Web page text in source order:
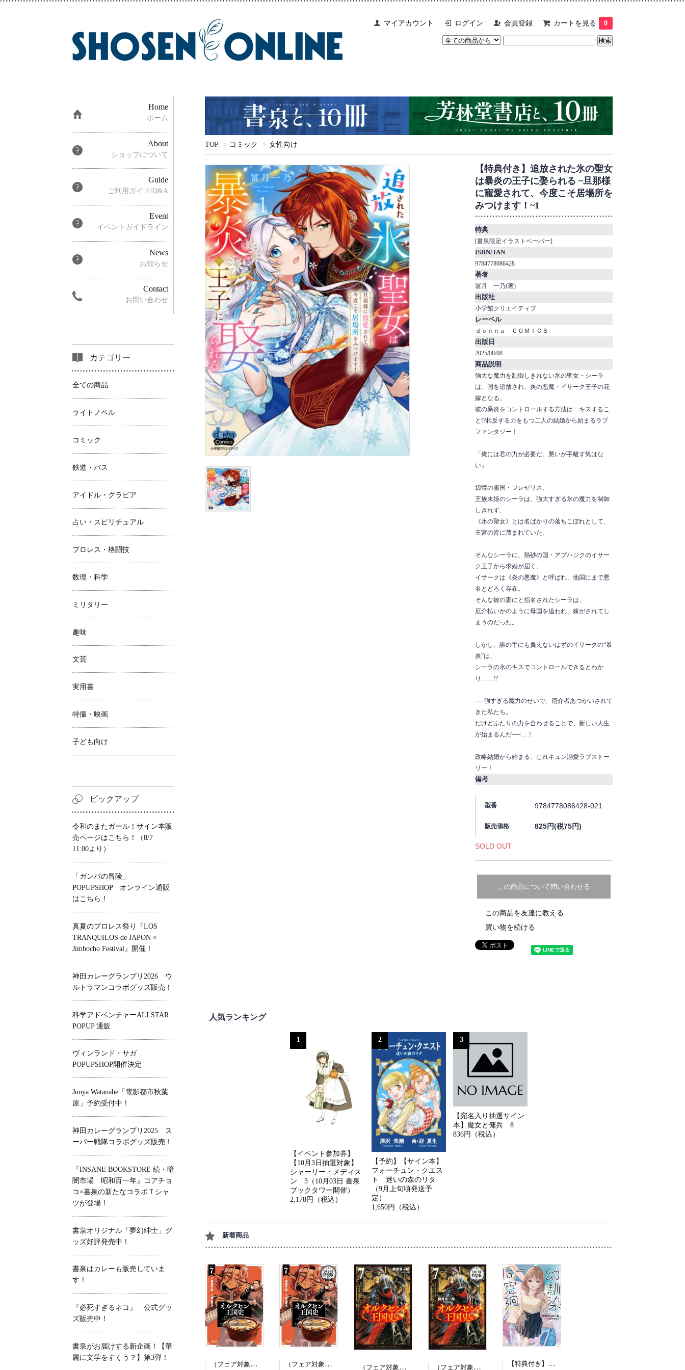
マイアカウント ログイン 会員登録 カートを見る 0
TOP > コミック > 女性向け
【特典付き】追放された氷の聖女
は暴炎の王子に娶られる ~旦那様
に寵愛されて、今度こそ居場所を
みつけます！~1
特典
[書泉限定イラストペーパー]
ISBN/JAN
9784778086428
著者
冨月 一乃(著)
出版社
小学館クリエイティブ
レーベル
ｄｏｎｎａ ＣＯＭＩＣＳ
出版日
2025/08/08
商品説明
強大な魔力を制御しきれない氷の聖女・シーラ
は、国を追放され、炎の悪魔・イサーク王子の花
嫁となる。
彼の暴炎をコントロールする方法は…キスするこ
と!?相反する力をもつ二人の結婚から始まるラブ
ファンタジー！
「俺には君の力が必要だ。悪いが手離す気はな
い」
辺境の雪国・フレゼリス。
王族末姫のシーラは、強大すぎる氷の魔力を制御
しきれず、
《氷の聖女》とは名ばかりの落ちこぼれとして、
王宮の皆に蔑まれていた。
そんなシーラに、熱砂の国・アブハジクのイサー
ク王子から求婚が届く。
イサークは《炎の悪魔》と呼ばれ、他国にまで悪
名とどろく存在。
そんな彼の妻にと指名されたシーラは、
厄介払いかのように母国を追われ、嫁がされてし
まうのだった。
しかし、誰の手にも負えないはずのイサークの“暴
炎”は、
シーラの氷のキスでコントロールできるとわか
り……!?
──強すぎる魔力のせいで、厄介者あつかいされて
きた私たち。
だけどふたりの力を合わせることで、新しい人生
が始まるんだ──…！
政略結婚から始まる、じれキュン溺愛ラブストー
リー！
備考
型番 9784778086428-021
販売価格 825円(税75円)
SOLD OUT
この商品について問い合わせる
この商品を友達に教える
買い物を続ける
人気ランキング
1
【イベント参加券】
【10月3日抽選対象】
シャーリー・メディス
ン 3（10月03日 書泉
ブックタワー開催）
2,178円（税込）
2
【予約】【サイン本】
フォーチュン・クエス
ト 迷いの森のリタ
（9月上旬頃発送予
定）
1,650円（税込）
3
【宛名入り抽選サイン
本】魔女と傭兵 8
836円（税込）
新着商品
（フェア対象商品）【予約】【特典付き】オルクセン王国史~野蛮なオークの国は、如何にして平和なエルフの国を焼き払うに至ったか~ 7（08/25頃発送予定）
（フェア対象商品）【予約】【特典付き】オルクセン王国史~野蛮なオークの国は、如何にして平和なエルフの国を焼き払うに至ったか~ 7 小冊子付き特装版（08/25頃発送予定）
（フェア対象商品）【予約】【特典付き】オルクセン王国史~野蛮なオークの国は、如何にして平和なエルフの国を焼き払うに至ったか~ 7（08/12頃発送予定）
（フェア対象商品）【予約】【特典付き】オルクセン王国史~野蛮なオークの国は、如何にして平和なエルフの国を焼き払うに至ったか~ 7 小冊子付き特装版（08/12頃発送予定）
【特典付き】幼馴染同窓廻
Home
ホーム
About
ショップについて
Guide
ご利用ガイド/Q&A
Event
イベントガイドライン
News
お知らせ
Contact
お問い合わせ
カテゴリー
全ての商品
ライトノベル
コミック
鉄道・バス
アイドル・グラビア
占い・スピリチュアル
プロレス・格闘技
数理・科学
ミリタリー
趣味
文芸
実用書
特撮・映画
子ども向け
ピックアップ
令和のまたガール！サイン本販
売ページはこちら！（8/7
11:00より）
「ガンバの冒険」
POPUPSHOP オンライン通販
はこちら！
真夏のプロレス祭り『LOS
TRANQUILOS de JAPON ×
Jimbocho Festival』開催！
神田カレーグランプリ2026 ウ
ルトラマンコラボグッズ販売！
科学アドベンチャーALLSTAR
POPUP 通販
ヴィンランド・サガ
POPUPSHOP開催決定
Junya Watanabe「電影都市秋葉
原」予約受付中！
神田カレーグランプリ2025 ス
ーパー戦隊コラボグッズ販売！
『INSANE BOOKSTORE 続・暗
闇市場 昭和百一年』コアチョ
コ×書泉の新たなコラボＴシャ
ツが登場！
書泉オリジナル「夢幻紳士」グ
ッズ好評発売中！
書泉はカレーも販売していま
す！
『必死すぎるネコ』 公式グッ
ズ販売中！
書泉がお届けする新企画！【華
麗に文学をすくう？】第3弾！